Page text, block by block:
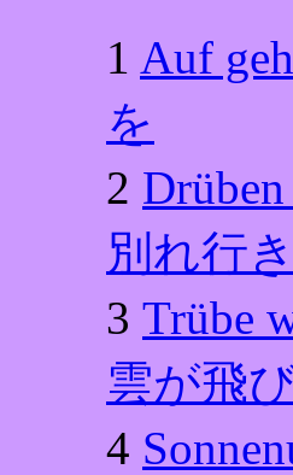
1 Auf
を
2
別れ行き
3 Trübe
雲が飛
4